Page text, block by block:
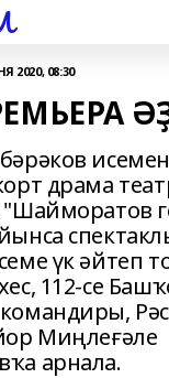
2020, 08:30
драма
үк әйтеп
112-се
Миңлеғәле
арнала.